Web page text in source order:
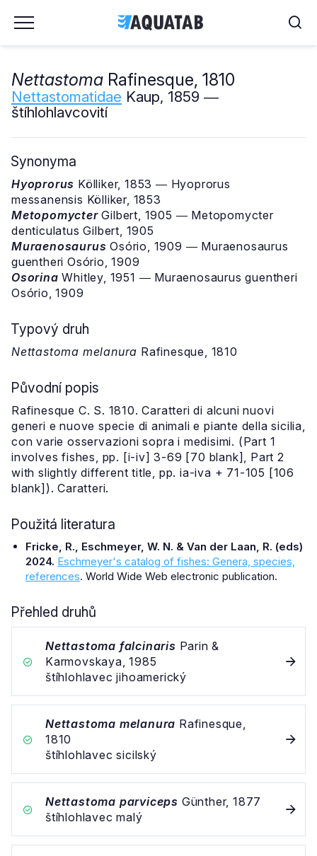
Nettastoma Rafinesque, 1810
Nettastomatidae Kaup, 1859 ―
štíhlohlavcovití
Synonyma
Hyoprorus Kölliker, 1853 ― Hyoprorus
messanensis Kölliker, 1853
MetopomycterGilbert, 1905 ― Metopomycter
denticulatus Gilbert, 1905
Muraenosaurus Osório, 1909 ― Muraenosaurus
guentheri Osório, 1909
Osorina Whitley, 1951 ― Muraenosaurus guentheri
Osório, 1909
Typový druh
Nettastoma melanura Rafinesque, 1810
Původní popis
Rafinesque C. S. 1810. Caratteri di alcuni nuovi
generi e nuove specie di animali e piante della sicilia,
con varie osservazioni sopra i medisimi. (Part 1
involves fishes, pp. [i-iv] 3-69 [70 blank], Part 2
with slightly different title, pp. ia-iva + 71-105 [106
blank]). Caratteri.
Použitá literatura
Fricke, R., Eschmeyer, W. N. & Van der Laan, R. (eds)
2024. Eschmeyer's catalog of fishes: Genera, species,
references. World Wide Web electronic publication.
Přehled druhů
Nettastoma falcinaris Parin &
Karmovskaya, 1985
štíhlohlavec jihoamerický
Nettastoma melanura Rafinesque,
1810
štíhlohlavec sicilský
Nettastoma parviceps Günther, 1877
štíhlohlavec malý